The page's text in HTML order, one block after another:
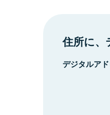
住所に、
デジタルア